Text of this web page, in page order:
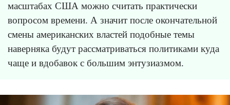
масштабах США можно считать практически
вопросом времени. А значит после окончательной
смены американских властей подобные темы
наверняка будут рассматриваться политиками куда
чаще и вдобавок с большим энтузиазмом.